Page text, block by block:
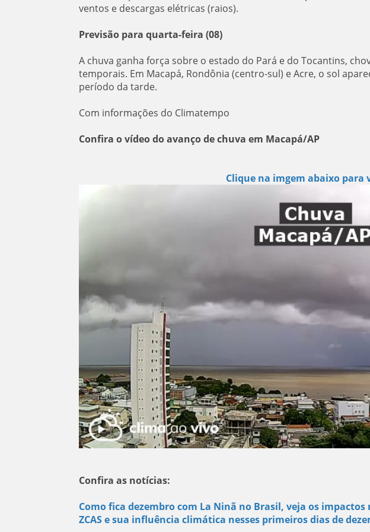
ventos e descargas elétricas (raios).
Previsão para quarta-feira (08)
A chuva ganha força sobre o estado do Pará e do Tocantins,
temporais. Em Macapá, Rondônia (centro-sul) e Acre, o sol
período da tarde.
Com informações do Climatempo
Confira o vídeo do avanço de chuva em Macapá/AP
Clique na imgem abaixo para ver o
Confira as notícias:
Como fica dezembro com La Ninã no Brasil, veja os impactos
ZCAS e sua influência climática nesses primeiros dias de